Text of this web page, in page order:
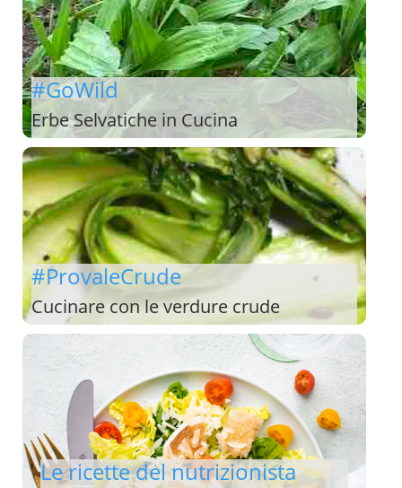
#GoWild
Erbe Selvatiche in Cucina
#ProvaleCrude
Cucinare con le verdure crude
Le ricette del nutrizionista